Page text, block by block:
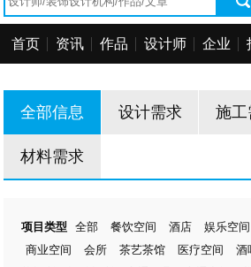
找设计师
首页 资讯 作品 设计师 企业
全部信息 设计需求 施工
材料需求
项目类型 全部 餐饮空间 酒店 娱乐空间
商业空间
会所 茶艺茶馆 医疗空间 酒